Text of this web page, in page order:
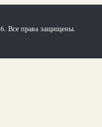
Все права защищены.